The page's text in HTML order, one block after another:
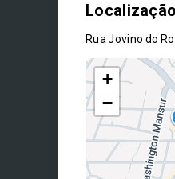
Localização
Rua Jovino do
+
−